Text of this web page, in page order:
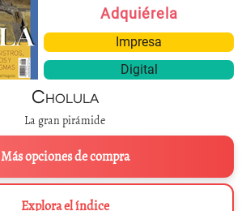
Adquiérela
Impresa
Digital
Cholula
La gran pirámide
Más opciones de compra
Explora el índice